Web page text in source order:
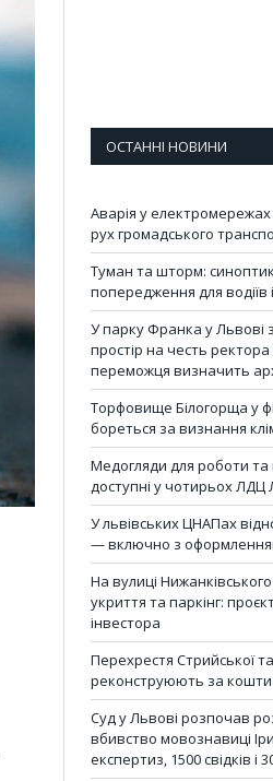
ОСТАННІ НОВИНИ
Аварія у
рух громадського
Туман та шторм:
попередження для водіїв
У парку Франка у Львові
простір на честь
переможця визначить
Торфовище Білогорща у
бореться за визнання
Медогляди для роботи та
доступні у чотирьох ЛДЦ
У львівських ЦНАПах
— включно з
На вулиці
укриття та паркінг:
інвестора
Перехрестя Стрийської
реконструюють за кошти
Суд у Львові розпочав
вбивство мовознавиці
експертиз, 1500 свідків і